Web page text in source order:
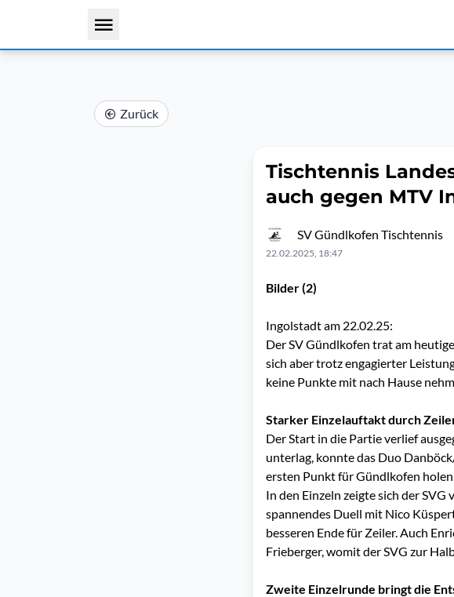
Zurück
Tischtennis
auch gegen MTV
SV Gündlkofen Tischtennis
22.02.2025, 18:47
Bilder (2)
Ingolstadt am 22.02.25:
Der SV Gündlkofen trat am
sich aber trotz engagierter
keine Punkte mit nach Hause
Starker Einzelauftakt durch
Der Start in die Partie verlief
unterlag, konnte das Duo
ersten Punkt für Gündlkofen
In den Einzeln zeigte sich der
spannendes Duell mit Nico
besseren Ende für Zeiler. Auch
Frieberger, womit der SVG zur
Zweite Einzelrunde bringt die